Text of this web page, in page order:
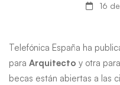
Industrial
16
Telefónica España ha
para Arquitecto y otra para
becas están abiertas a las